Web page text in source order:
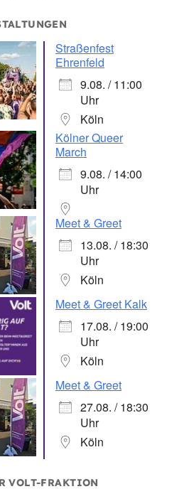
Straßenfest
Ehrenfeld
9.08. / 11:00
Uhr
Köln
Kölner Queer
March
9.08. / 14:00
Uhr
Meet & Greet
13.08. / 18:30
Uhr
Köln
Meet & Greet Kalk
17.08. / 19:00
Uhr
Köln
Meet & Greet
27.08. / 18:30
Uhr
Köln
VOLT-FRAKTION